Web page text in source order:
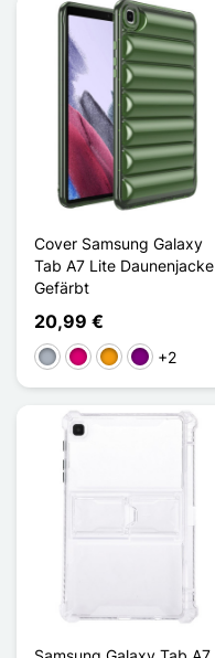
Cover Samsung Galaxy
Tab A7 Lite Daunenjacke
Gefärbt
20,99 €
GrauMagenta
OrangeViolett
+2